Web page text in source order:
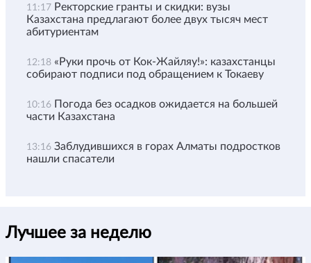
11:17 Ректорские гранты и скидки: вузы
Казахстана предлагают более двух тысяч мест
абитуриентам
12:18 «Руки прочь от Кок-Жайляу!»: казахстанцы
собирают подписи под обращением к Токаеву
10:16 Погода без осадков ожидается на большей
части Казахстана
13:16 Заблудившихся в горах Алматы подростков
нашли спасатели
Лучшее за неделю